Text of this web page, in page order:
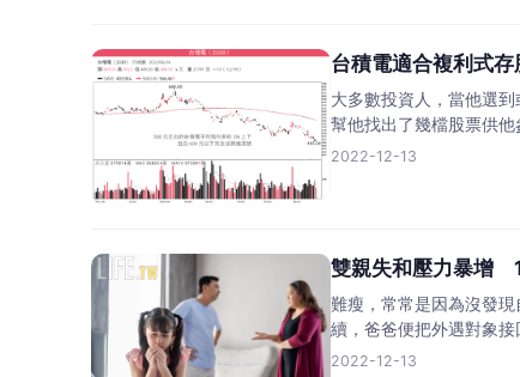
台積電適合複利式
大多數投資人，當他選
幫他找出了幾檔股票供
2022-12-13
雙親失和壓力暴增
難瘦，常常是因為沒發
續，爸爸便把外遇對象
2022-12-13